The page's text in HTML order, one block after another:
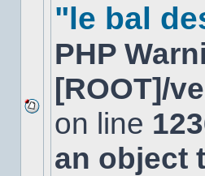
Aucun
nouveau
message
non-
"le bal
PHP
[ROOT]/
on line
an object